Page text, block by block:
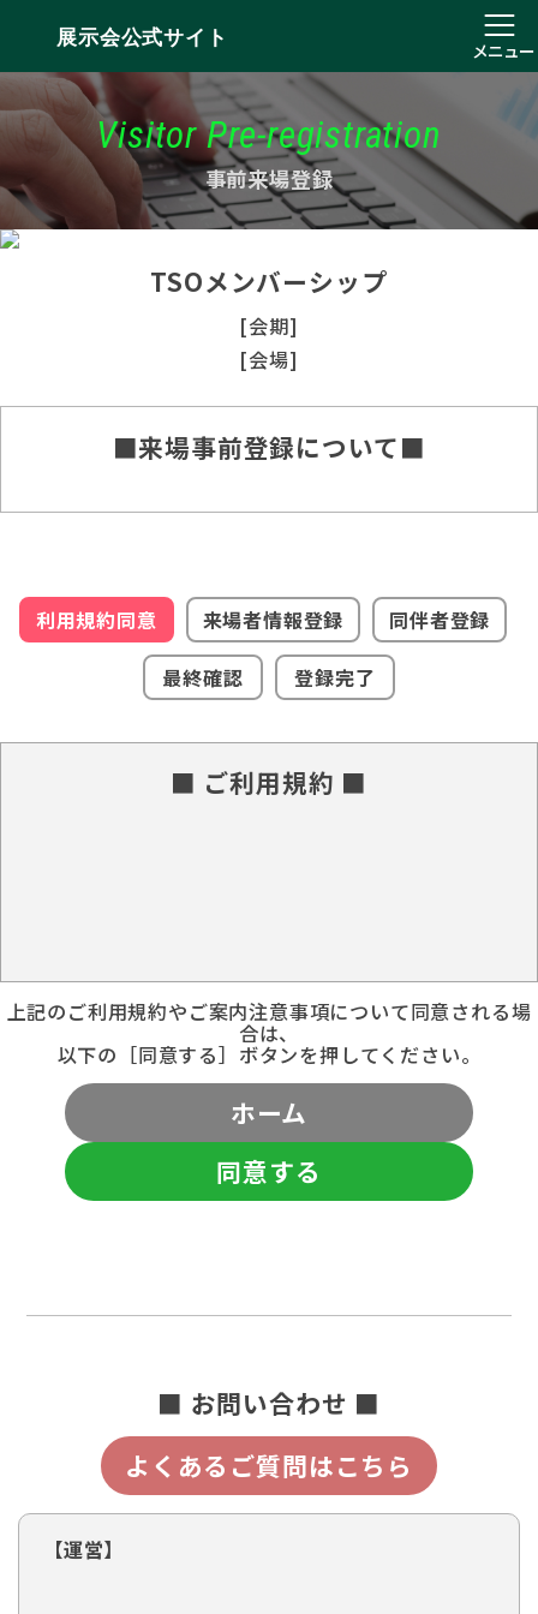
展示会公式サイト
メニュー
Visitor Pre-registration
事前来場登録
TSOメンバーシップ
[会期]
[会場]
■来場事前登録について■
利用規約同意 来場者情報登録
同伴者登録
最終確認
登録完了
■ ご利用規約 ■
上記のご利用規約やご案内注意事項について同意される場
合は、
以下の［同意する］ボタンを押してください。
ホーム
同意する
■ お問い合わせ ■
よくあるご質問はこちら
【運営】